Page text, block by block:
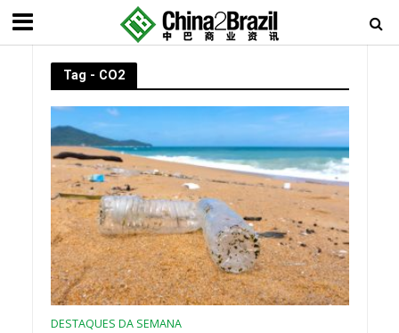
Tag - CO2
DESTAQUES DA SEMANA